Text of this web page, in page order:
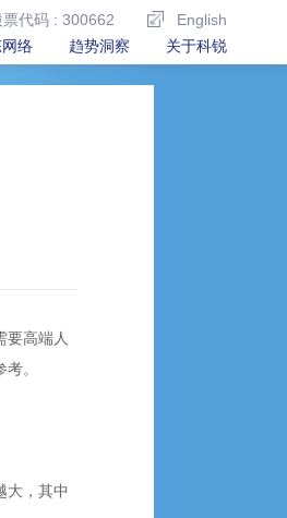
票代码 : 300662
English
络 趋势洞察 关于科锐
要高端人
。
大，其中